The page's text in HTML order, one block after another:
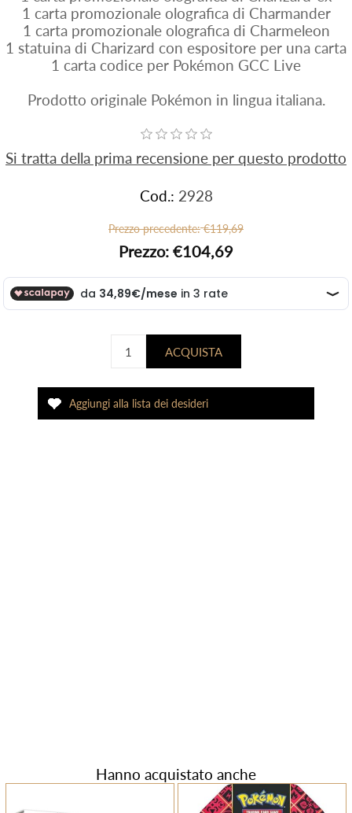
1 carta promozionale olografica di Charmander
1 carta promozionale olografica di Charmeleon
1 statuina di Charizard con espositore per una carta
1 carta codice per Pokémon GCC Live
Prodotto originale Pokémon in lingua italiana.
Si tratta della prima recensione per questo prodotto
Cod.: 2928
Prezzo precedente: €119,69
Prezzo: €104,69
Hanno acquistato anche